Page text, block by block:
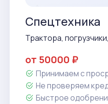
Спецтехника
Трактора,
от 50000 ₽
Принимаем с
Не проверяем
Быстрое